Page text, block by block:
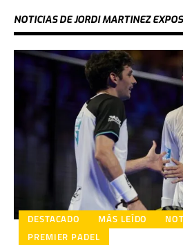
NOTICIAS DE JORDI MARTINEZ
DESTACADO MÁS LEÍDO
PREMIER PADEL